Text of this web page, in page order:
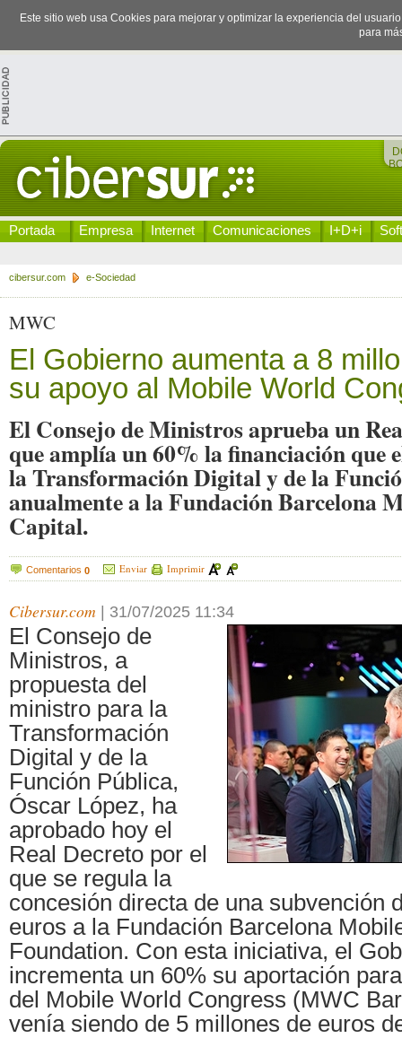
Este sitio web usa Cookies para mejorar y optimizar la experiencia del
para
Portada Empresa Internet Comunicaciones I+D+i
cibersur.com e-Sociedad
MWC
El Gobierno aumenta a 8
su apoyo al Mobile World
El Consejo de Ministros aprueba un
que amplía un 60% la financiación que
la Transformación Digital y de la
anualmente a la Fundación Barcelona
Capital.
Comentarios 0 Enviar Imprimir
Cibersur.com 31/07/2025 11:34
El Consejo de
Ministros, a
propuesta del
ministro para la
Transformación
Digital y de la
Función Pública,
Óscar López, ha
aprobado hoy el
Real Decreto por el
que se regula la
concesión directa de una subvención
euros a la Fundación Barcelona
Foundation. Con esta iniciativa, el
incrementa un 60% su aportación
del Mobile World Congress (MWC
venía siendo de 5 millones de euros